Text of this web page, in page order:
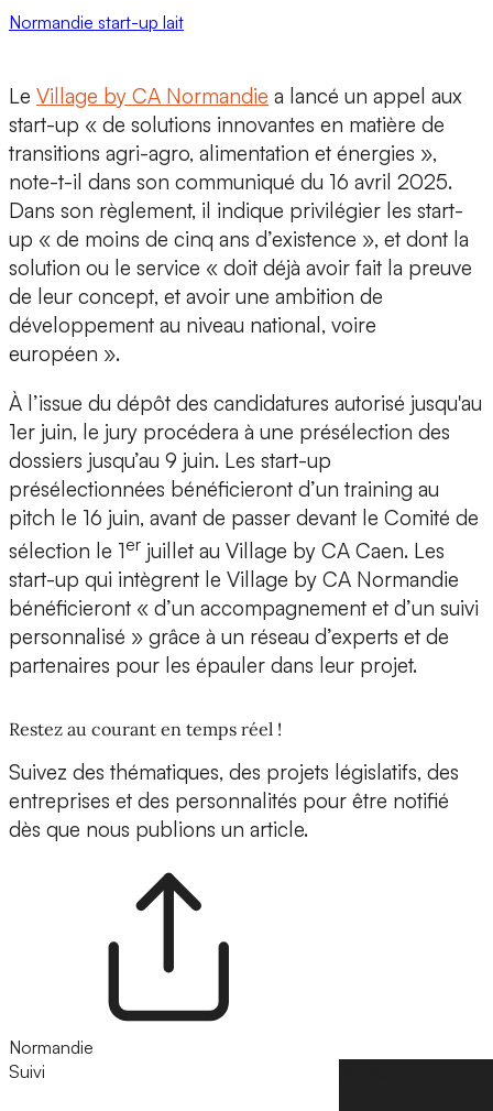
Normandie start-up lait
Le Village by CA Normandie a lancé un appel aux
start-up « de solutions innovantes en matière de
transitions agri-agro, alimentation et énergies »,
note-t-il dans son communiqué du 16 avril 2025.
Dans son règlement, il indique privilégier les start-
up « de moins de cinq ans d’existence », et dont la
solution ou le service « doit déjà avoir fait la preuve
de leur concept, et avoir une ambition de
développement au niveau national, voire
européen ».
À l’issue du dépôt des candidatures autorisé jusqu'au
1er juin, le jury procédera à une présélection des
dossiers jusqu’au 9 juin. Les start-up
présélectionnées bénéficieront d’un training au
pitch le 16 juin, avant de passer devant le Comité de
sélection le 1er juillet au Village by CA Caen. Les
start-up qui intègrent le Village by CA Normandie
bénéficieront « d’un accompagnement et d’un suivi
personnalisé » grâce à un réseau d’experts et de
partenaires pour les épauler dans leur projet.
Restez au courant en temps réel !
Suivez des thématiques, des projets législatifs, des
entreprises et des personnalités pour être notifié
dès que nous publions un article.
Normandie
Suivi